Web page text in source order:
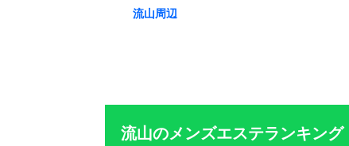
流山周辺
流山のメンズエステランキング